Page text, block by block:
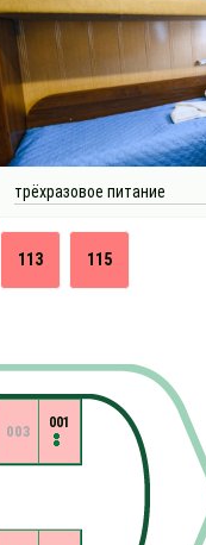
трёхразовое питание
113 115
001
003